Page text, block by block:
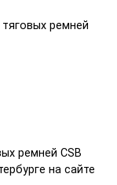
ремней
ремней CSB
на сайте